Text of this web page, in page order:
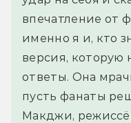
впечатление от
именно я и, кто
версия, которую
ответы. Она
пусть фанаты
Макджи,